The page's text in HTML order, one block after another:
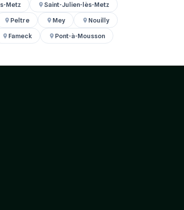
Metz
Saint-Julien-lès-Metz
Peltre Mey
Nouilly
Fameck Pont-à-Mousson